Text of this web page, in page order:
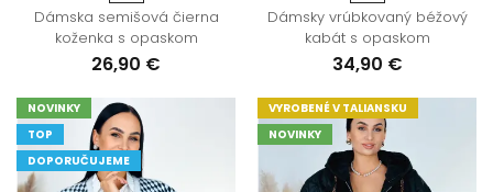
Dámska semišová čierna
koženka s opaskom
26,90 €
Dámsky vrúbkovaný béžový
kabát s opaskom
34,90 €
NOVINKY
TOP
DOPORUČUJEME
VYROBENÉ V TALIANSKU
NOVINKY